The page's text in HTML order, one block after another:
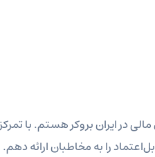
در ایران بروکر هستم. با
را به مخاطبان ارائه